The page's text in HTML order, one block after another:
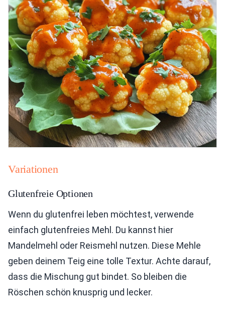
Variationen
Glutenfreie Optionen
Wenn du glutenfrei leben möchtest, verwende
einfach glutenfreies Mehl. Du kannst hier
Mandelmehl oder Reismehl nutzen. Diese Mehle
geben deinem Teig eine tolle Textur. Achte darauf,
dass die Mischung gut bindet. So bleiben die
Röschen schön knusprig und lecker.